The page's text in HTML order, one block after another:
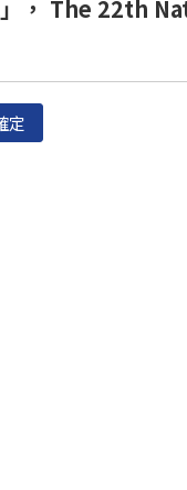
」， The 22th